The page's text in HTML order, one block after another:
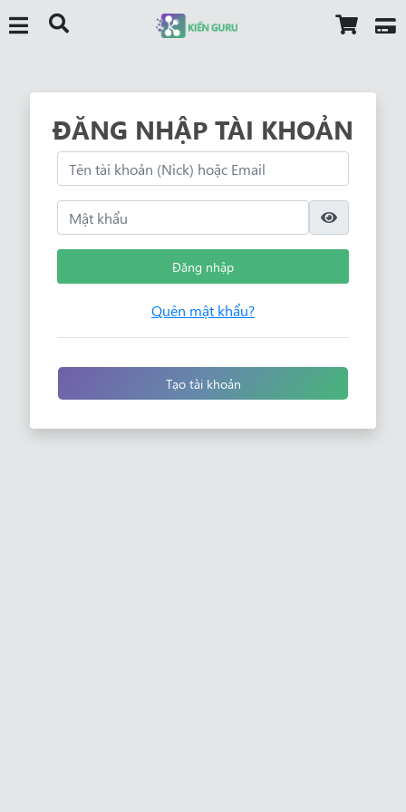
ĐĂNG NHẬP TÀI KHOẢN
Đăng nhập
Quên mật khẩu?
Tạo tài khoản